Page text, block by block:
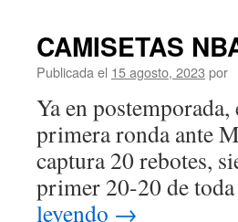
CAMISETAS
Publicada el 15 agosto, 2023 por
Ya en
primera ronda ante
captura 20 rebotes,
primer 20-20 de
leyendo →